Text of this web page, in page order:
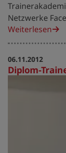
Netzwerke
Weiterlesen
Diplom-
06.11.2012